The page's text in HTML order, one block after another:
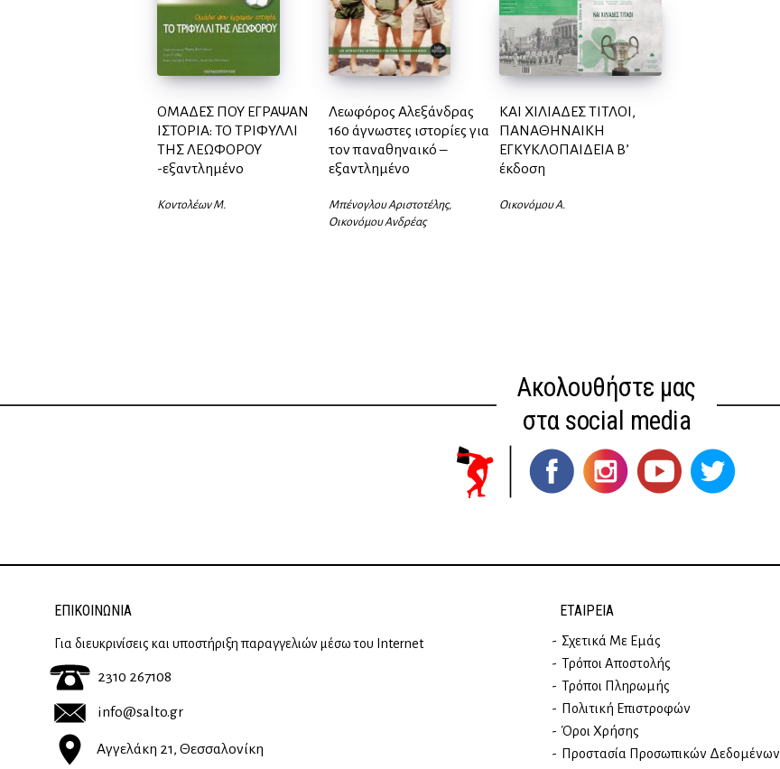
ΟΜΑΔΕΣ ΠΟΥ ΕΓΡΑΨΑΝ
ΙΣΤΟΡΙΑ: ΤΟ ΤΡΙΦΥΛΛΙ
ΤΗΣ ΛΕΩΦΟΡΟΥ
-εξαντλημένο
Κοντολέων Μ.
Λεωφόρος Αλεξάνδρας
160 άγνωστες ιστορίες για
τον παναθηναικό –
εξαντλημένο
Μπένογλου Αριστοτέλης,
Οικονόμου Ανδρέας
ΚΑΙ ΧΙΛΙΑΔΕΣ ΤΙΤΛΟΙ,
ΠΑΝΑΘΗΝΑΙΚΗ
ΕΓΚΥΚΛΟΠΑΙΔΕΙΑ Β’
έκδοση
Οικονόμου Α.
Ακολουθήστε μας
στα social media
ΕΠΙΚΟΙΝΩΝΊΑ
Για διευκρινίσεις και υποστήριξη παραγγελιών μέσω του Internet
2310 267108
info@salto.gr
Αγγελάκη 21, Θεσσαλονίκη
ΕΤΑΙΡΕΊΑ
Σχετικά Με Εμάς
Τρόποι Αποστολής
Τρόποι Πληρωμής
Πολιτική Επιστροφών
Όροι Χρήσης
Προστασία Προσωπικών Δεδομένων